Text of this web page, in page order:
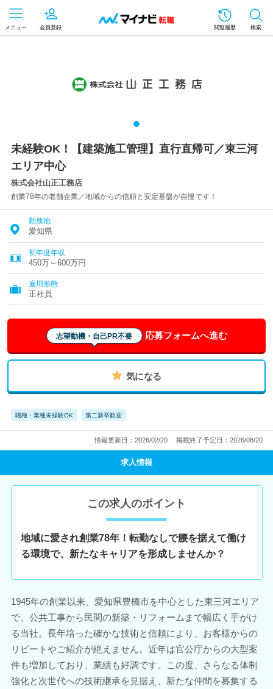
メニュー 会員登録 閲覧履歴 検索
未経験OK！【建築施工管理】直行直帰可／東三河
エリア中心
株式会社山正工務店
創業78年の老舗企業／地域からの信頼と安定基盤が自慢です！
勤務地
愛知県
初年度年収
450万～600万円
雇用形態
正社員
志望動機・自己PR不要 応募フォームへ進む
気になる
職種・業種未経験OK 第二新卒歓迎
情報更新日：2026/02/20 掲載終了予定日：2026/08/20
求人情報
この求人のポイント
地域に愛され創業78年！転勤なしで腰を据えて働け
る環境で、新たなキャリアを形成しませんか？
1945年の創業以来、愛知県豊橋市を中心とした東三河エリア
で、公共工事から民間の新築・リフォームまで幅広く手がけ
る当社。長年培った確かな技術と信頼により、お客様からの
リピートやご紹介が絶えません。近年は官公庁からの大型案
件も増加しており、業績も好調です。この度、さらなる体制
強化と次世代への技術継承を見据え、新たな仲間を募集する